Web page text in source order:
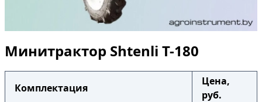
Минитрактор Shtenli T-180
Комплектация
Цена,
руб.